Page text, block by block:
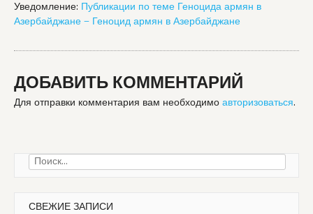
Уведомление: Публикации по теме Геноцида армян в
Азербайджане — Геноцид армян в Азербайджане
ДОБАВИТЬ КОММЕНТАРИЙ
Для отправки комментария вам необходимо авторизоваться.
Найти:
СВЕЖИЕ ЗАПИСИ